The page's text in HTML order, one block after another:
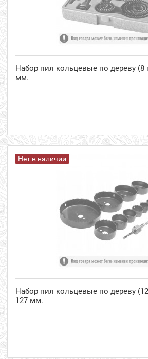
Набор пил кольцевые по дереву (8
мм.
Нет в наличии
Набор пил кольцевые по дереву
127 мм.